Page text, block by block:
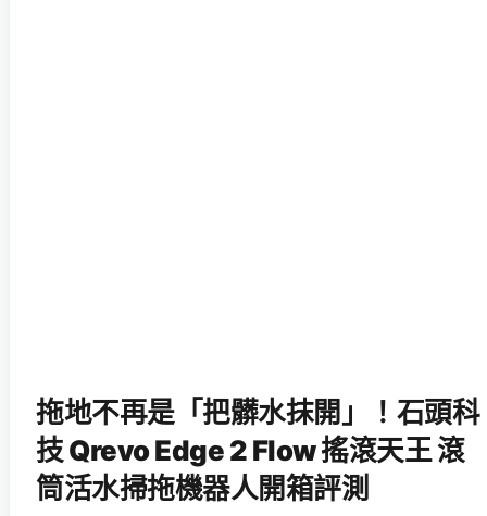
拖地不再是「把髒水抹開」！石頭科
技 Qrevo Edge 2 Flow 搖滾天王 滾
筒活水掃拖機器人開箱評測